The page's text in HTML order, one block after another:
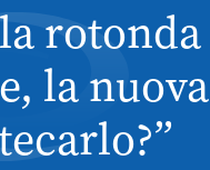
la nuova